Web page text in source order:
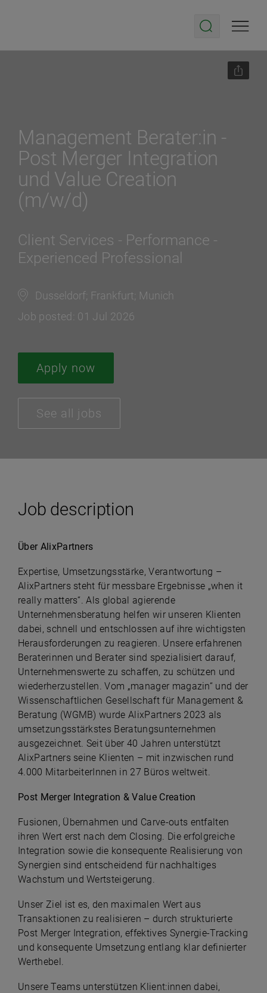
Management Berater:in -
Post Merger Integration
und Value Creation
(m/w/d)
Client Services - Performance -
Experienced Professional
Dusseldorf; Frankfurt; Munich
Job posted: 01 Jul 2026
Apply now
See all jobs
Job description
Über AlixPartners
Expertise, Umsetzungsstärke, Verantwortung –
AlixPartners steht für messbare Ergebnisse „when it
really matters“. Als global agierende
Unternehmensberatung helfen wir unseren Klienten
dabei, schnell und entschlossen auf ihre wichtigsten
Herausforderungen zu reagieren. Unsere erfahrenen
Beraterinnen und Berater sind spezialisiert darauf,
Unternehmenswerte zu schaffen, zu schützen und
wiederherzustellen. Vom „manager magazin“ und der
Wissenschaftlichen Gesellschaft für Management &
Beratung (WGMB) wurde AlixPartners 2023 als
umsetzungsstärkstes Beratungsunternehmen
ausgezeichnet. Seit über 40 Jahren unterstützt
AlixPartners seine Klienten – mit inzwischen rund
4.000 MitarbeiterInnen in 27 Büros weltweit.
Post Merger Integration & Value Creation
Fusionen, Übernahmen und Carve-outs entfalten
ihren Wert erst nach dem Closing. Die erfolgreiche
Integration sowie die konsequente Realisierung von
Synergien sind entscheidend für nachhaltiges
Wachstum und Wertsteigerung.
Unser Ziel ist es, den maximalen Wert aus
Transaktionen zu realisieren – durch strukturierte
Post Merger Integration, effektives Synergie-Tracking
und konsequente Umsetzung entlang klar definierter
Werthebel.
Unsere Teams unterstützen Klient:innen dabei,